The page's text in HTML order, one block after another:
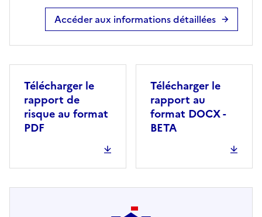
Accéder aux informations détaillées
Télécharger le
rapport de
risque au format
PDF
Télécharger le
rapport au
format DOCX -
BETA